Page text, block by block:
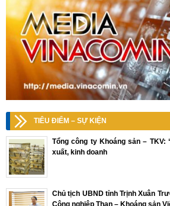
TIÊU ĐIỂM – SỰ KIỆN
Tổng công ty Khoáng sản –
xuất, kinh doanh
Chủ tịch UBND tỉnh Trịnh Xuân